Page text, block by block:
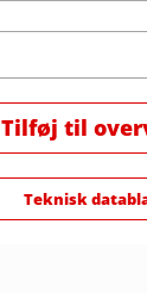
Tilføj til
Teknisk